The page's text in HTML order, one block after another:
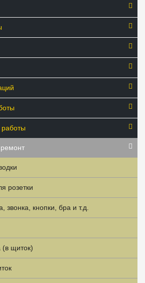
розетки
звонка, кнопки, бра и т.д.
(в щиток)